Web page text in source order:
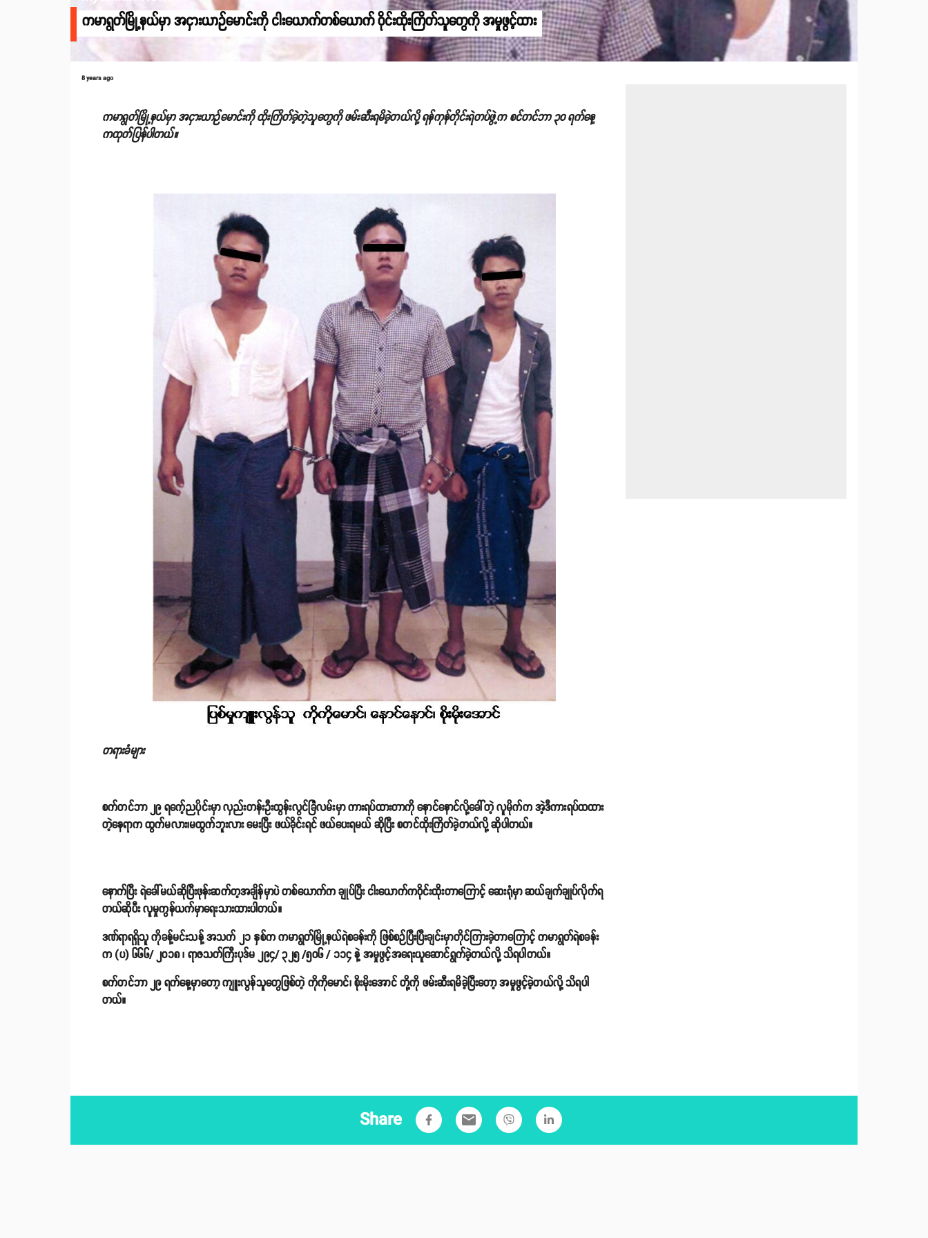
ကမာရွတ်မြို့နယ်မှာ အငှားယာဉ်မောင်းကို ငါးယောက်တစ်ယောက် ဝိုင်းထိုးကြိတ်သူတွေကို အမှုဖွင့်ထား
8 years ago
ကမာရွတ်မြို့နယ်မှာ အငှားယာဉ်မောင်းကို ထိုးကြိတ်ခဲ့တဲ့သူတွေကို ဖမ်းဆီးရမိခဲ့တယ်လို့ ရန်ကုန်တိုင်းရဲတပ်ဖွဲ့က စင်တင်ဘာ ၃၀ ရက်နေ့
ကထုတ်ပြန်ပါတယ်။
တရားခံများ
စက်တင်ဘာ ၂၉ ရက်ေ့ညပိုင်းမှာ လှည်းတန်းဦးထွန်းလွင်ခြံလမ်းမှာ ကားရပ်ထားတာကို နောင်နောင်လို့ခေါ်တဲ့ လူမိုက်က အဲ့ဒီကားရပ်ထထား
တဲ့နေရာက ထွက်မလား၊မထွက်ဘူးလား မေးပြီး ဖယ်ခိုင်းရင် ဖယ်ပေးရမယ် ဆိုပြီး စတင်ထိုးကြိတ်ခဲ့တယ်လို့ ဆိုပါတယ်။
နောက်ပြီး ရဲခေါ်မယ်ဆိုပြီးဖုန်းဆက်တ့အချိန်မှာပဲ တစ်ယောက်က ချုပ်ပြီး ငါးယောက်ကဝိုင်းထိုးတာကြောင့် ဆေးရုံမှာ ဆယ်ချက်ချုပ်လိုက်ရ
တယ်ဆိုပီး လူမှုကွန်ယက်မှာရေးသားထားပါတယ်။
ဒဏ်ရာရရှိသူ ကိုခန့်မင်းသန့် အသက် ၂၁ နှစ်က ကမာရွတ်မြို့နယ်ရဲစခန်းကို ဖြစ်စဉ်ပြီးပြီးချင်းမှာတိုင်ကြားခဲ့တာကြောင့် ကမာရွတ်ရဲစခန်း
က (ပ) ၆၆၆/ ၂၀၁၈ ၊ ရာဇသတ်ကြီးပုဒ်မ ၂၉၄/ ၃၂၅ /၅၀၆ / ၁၁၄ နဲ့ အမှုဖွင့်အရေးယူဆောင်ရွက်ခဲ့တယ်လို့ သိရပါတယ်။
စက်တင်ဘာ ၂၉ ရက်နေ့မှာတော့ ကျူးလွန်သူတွေဖြစ်တဲ့ ကိုကိုမောင်၊ စိုးမိုးအောင် တို့ကို ဖမ်းဆီးရမိခဲ့ပြီးတော့ အမှုဖွင့်ခဲ့တယ်လို့ သိရပါ
တယ်။
Share email